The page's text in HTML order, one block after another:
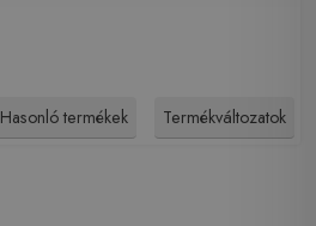
Hasonló termékek Termékváltozatok